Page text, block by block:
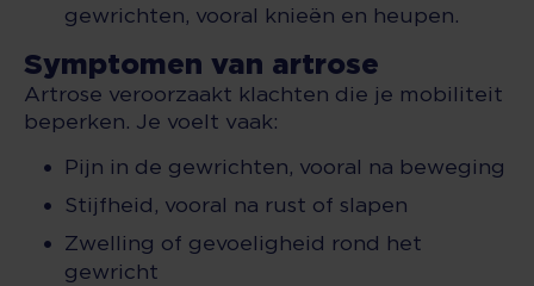
gewrichten, vooral knieën en heupen.
Symptomen van artrose
Artrose veroorzaakt klachten die je mobiliteit
beperken. Je voelt vaak:
Pijn in de gewrichten, vooral na beweging
Stijfheid, vooral na rust of slapen
Zwelling of gevoeligheid rond het
gewricht